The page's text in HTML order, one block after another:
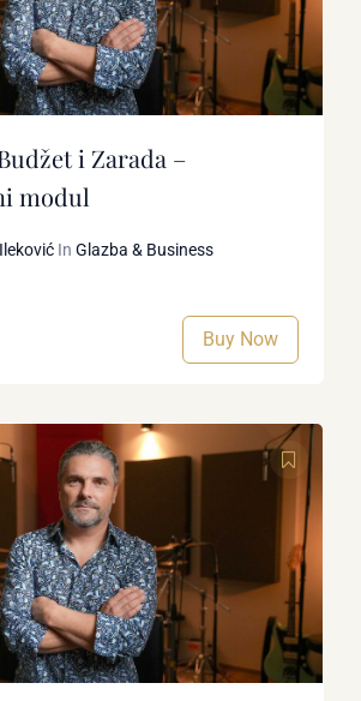
i Zarada –
modul
InGlazba & Business
Buy Now